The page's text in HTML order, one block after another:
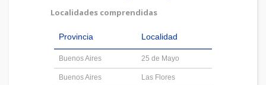
Localidades comprendidas
Provincia Localidad
Buenos Aires 25 de Mayo
Buenos Aires Las Flores